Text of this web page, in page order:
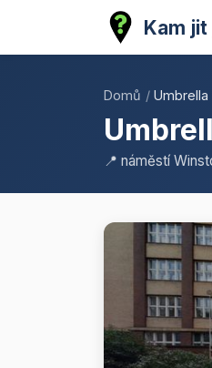
Kam jit
Domů / Umbrella
📍 náměstí